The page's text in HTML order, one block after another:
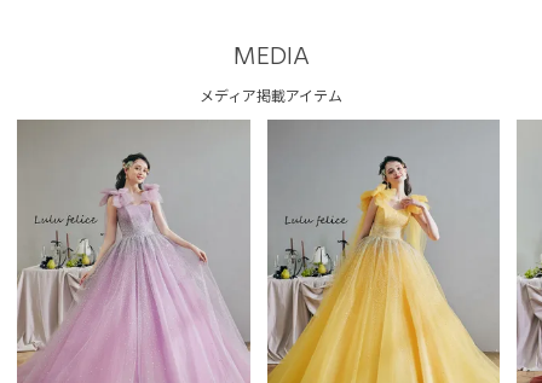
MEDIA
メディア掲載アイテム